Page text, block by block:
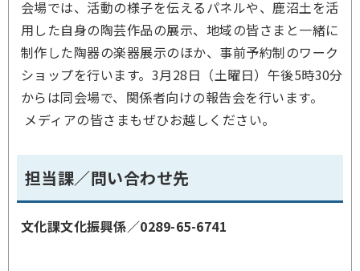
会場では、活動の様子を伝えるパネルや、鹿沼土を活
用した自身の陶芸作品の展示、地域の皆さまと一緒に
制作した陶器の楽器展示のほか、事前予約制のワーク
ショップを行います。3月28日（土曜日）午後5時30分
からは同会場で、関係者向けの報告会を行います。
メディアの皆さまもぜひお越しください。
担当課／問い合わせ先
文化課文化振興係／0289-65-6741